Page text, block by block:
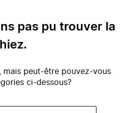
pas pu trouver la
mais peut-être pouvez-vous
ci-dessous?